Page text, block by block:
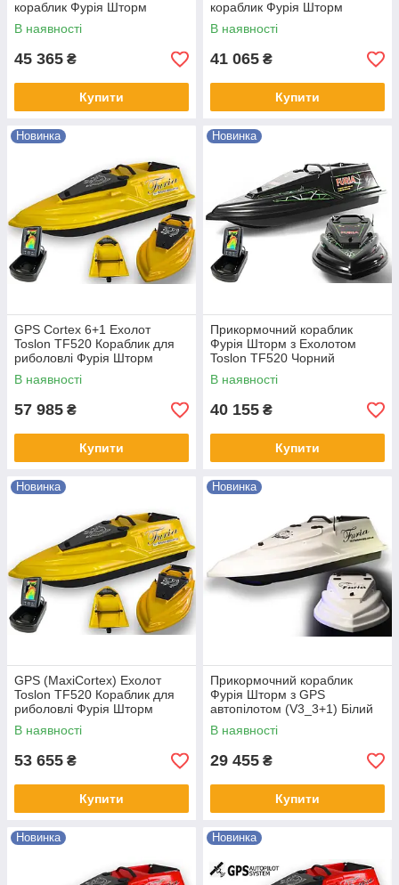
кораблик Фурія Шторм
В наявності
45 365 ₴
Купити
кораблик Фурія Шторм
В наявності
41 065 ₴
Купити
Новинка
GPS Cortex 6+1 Ехолот
Toslon TF520 Кораблик для
риболовлі Фурія Шторм
Жовтий
В наявності
57 985 ₴
Купити
Новинка
Прикормочний кораблик
Фурія Шторм з Ехолотом
Toslon TF520 Чорний
В наявності
40 155 ₴
Купити
Новинка
GPS (MaxiCortex) Ехолот
Toslon TF520 Кораблик для
риболовлі Фурія Шторм
Жовтий
В наявності
53 655 ₴
Купити
Новинка
Прикормочний кораблик
Фурія Шторм з GPS
автопілотом (V3_3+1) Білий
В наявності
29 455 ₴
Купити
Новинка Новинка